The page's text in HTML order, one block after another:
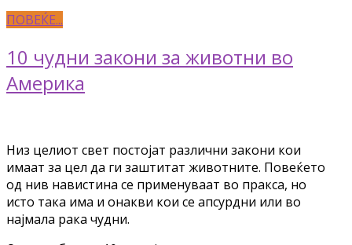
ПОВЕЌЕ...
10 чудни закони за животни во
Америка
Низ целиот свет постојат различни закони кои
имаат за цел да ги заштитат животните. Повеќето
од нив навистина се применуваат во пракса, но
исто така има и онакви кои се апсурдни или во
најмала рака чудни.